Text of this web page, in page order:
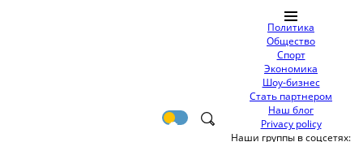
Политика
Общество
Спорт
Экономика
Шоу-бизнес
Стать партнером
Наш блог
Privacy policy
Наши группы в соцсетях: